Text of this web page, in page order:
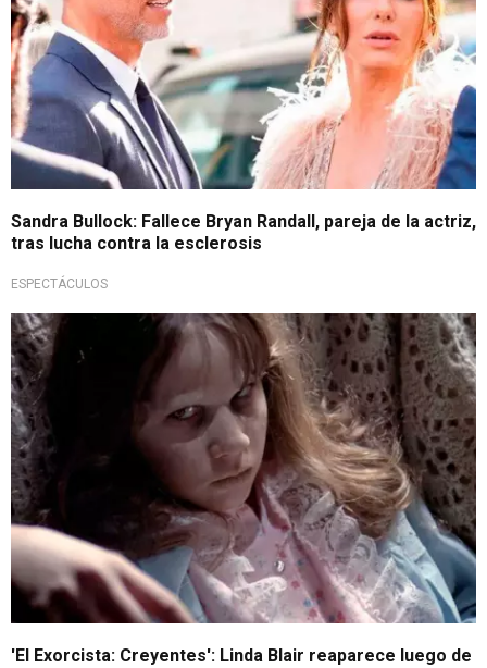
Sandra Bullock: Fallece Bryan Randall, pareja de la actriz,
tras lucha contra la esclerosis
ESPECTÁCULOS
Estrenos
'El Exorcista: Creyentes': Linda Blair reaparece luego de